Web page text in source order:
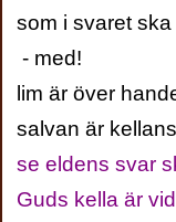
som i svaret
- med!
lim är över
salvan är
se eldens svar
Guds kella är